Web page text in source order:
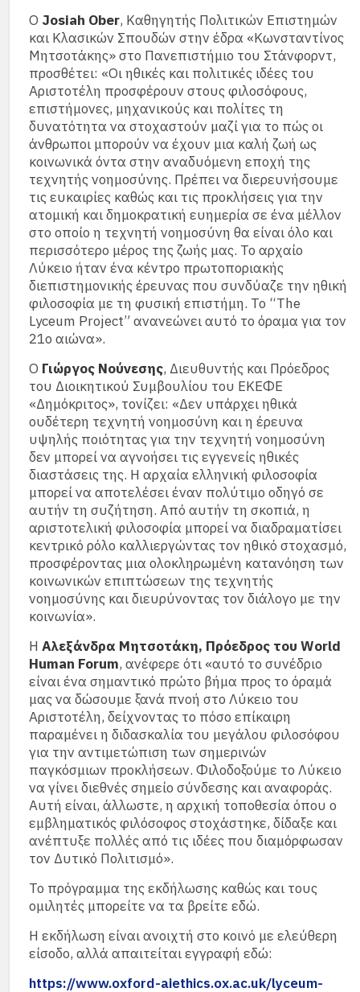
Ο Josiah Ober, Καθηγητής Πολιτικών Επιστημών
και Κλασικών Σπουδών στην έδρα «Κωνσταντίνος
Μητσοτάκης» στο Πανεπιστήμιο του Στάνφορντ,
προσθέτει: «Οι ηθικές και πολιτικές ιδέες του
Αριστοτέλη προσφέρουν στους φιλοσόφους,
επιστήμονες, μηχανικούς και πολίτες τη
δυνατότητα να στοχαστούν μαζί για το πώς οι
άνθρωποι μπορούν να έχουν μια καλή ζωή ως
κοινωνικά όντα στην αναδυόμενη εποχή της
τεχνητής νοημοσύνης. Πρέπει να διερευνήσουμε
τις ευκαιρίες καθώς και τις προκλήσεις για την
ατομική και δημοκρατική ευημερία σε ένα μέλλον
στο οποίο η τεχνητή νοημοσύνη θα είναι όλο και
περισσότερο μέρος της ζωής μας. Το αρχαίο
Λύκειο ήταν ένα κέντρο πρωτοποριακής
διεπιστημονικής έρευνας που συνδύαζε την ηθική
φιλοσοφία με τη φυσική επιστήμη. Το “The
Lyceum Project” ανανεώνει αυτό το όραμα για τον
21ο αιώνα».
Ο Γιώργος Νούνεσης, Διευθυντής και Πρόεδρος
του Διοικητικού Συμβουλίου του ΕΚΕΦΕ
«Δημόκριτος», τονίζει: «Δεν υπάρχει ηθικά
ουδέτερη τεχνητή νοημοσύνη και η έρευνα
υψηλής ποιότητας για την τεχνητή νοημοσύνη
δεν μπορεί να αγνοήσει τις εγγενείς ηθικές
διαστάσεις της. Η αρχαία ελληνική φιλοσοφία
μπορεί να αποτελέσει έναν πολύτιμο οδηγό σε
αυτήν τη συζήτηση. Από αυτήν τη σκοπιά, η
αριστοτελική φιλοσοφία μπορεί να διαδραματίσει
κεντρικό ρόλο καλλιεργώντας τον ηθικό στοχασμό,
προσφέροντας μια ολοκληρωμένη κατανόηση των
κοινωνικών επιπτώσεων της τεχνητής
νοημοσύνης και διευρύνοντας τον διάλογο με την
κοινωνία».
Η Αλεξάνδρα Μητσοτάκη, Πρόεδρος του World
Human Forum, ανέφερε ότι «αυτό το συνέδριο
είναι ένα σημαντικό πρώτο βήμα προς το όραμά
μας να δώσουμε ξανά πνοή στο Λύκειο του
Αριστοτέλη, δείχνοντας το πόσο επίκαιρη
παραμένει η διδασκαλία του μεγάλου φιλοσόφου
για την αντιμετώπιση των σημερινών
παγκόσμιων προκλήσεων. Φιλοδοξούμε το Λύκειο
να γίνει διεθνές σημείο σύνδεσης και αναφοράς.
Αυτή είναι, άλλωστε, η αρχική τοποθεσία όπου ο
εμβληματικός φιλόσοφος στοχάστηκε, δίδαξε και
ανέπτυξε πολλές από τις ιδέες που διαμόρφωσαν
τον Δυτικό Πολιτισμό».
Το πρόγραμμα της εκδήλωσης καθώς και τους
ομιλητές μπορείτε να τα βρείτε εδώ.
Η εκδήλωση είναι ανοιχτή στο κοινό με ελεύθερη
είσοδο, αλλά απαιτείται εγγραφή εδώ:
https://www.oxford-aiethics.ox.ac.uk/lyceum-